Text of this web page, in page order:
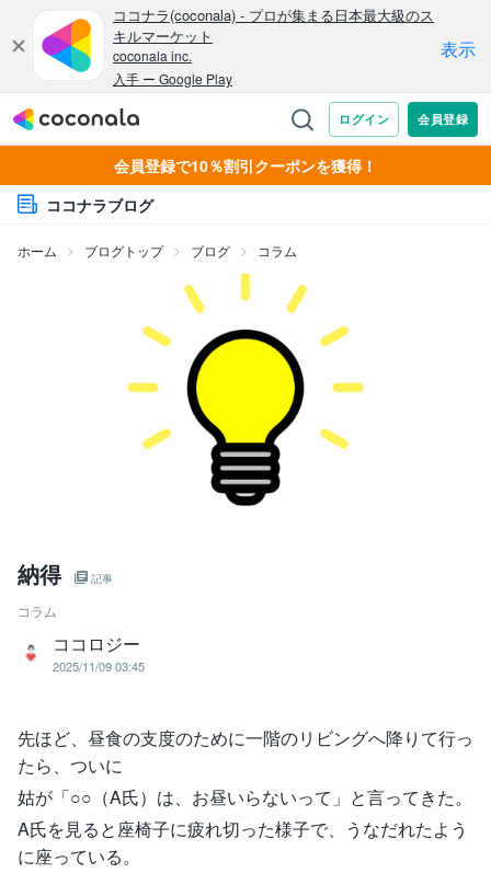
会員登録で10％割引クーポンを獲得！
ココナラブログ
ホーム ブログトップ ブログ コラム
納得 記事
コラム
ココロジー
2025/11/09 03:45
先ほど、昼食の支度のために一階のリビングへ降りて行っ
たら、ついに
姑が「○○（A氏）は、お昼いらないって」と言ってきた。
A氏を見ると座椅子に疲れ切った様子で、うなだれたよう
に座っている。